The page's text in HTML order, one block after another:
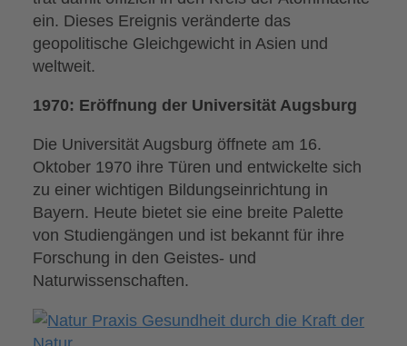
ein. Dieses Ereignis veränderte das
geopolitische Gleichgewicht in Asien und
weltweit.
1970: Eröffnung der Universität Augsburg
Die Universität Augsburg öffnete am 16.
Oktober 1970 ihre Türen und entwickelte sich
zu einer wichtigen Bildungseinrichtung in
Bayern. Heute bietet sie eine breite Palette
von Studiengängen und ist bekannt für ihre
Forschung in den Geistes- und
Naturwissenschaften.